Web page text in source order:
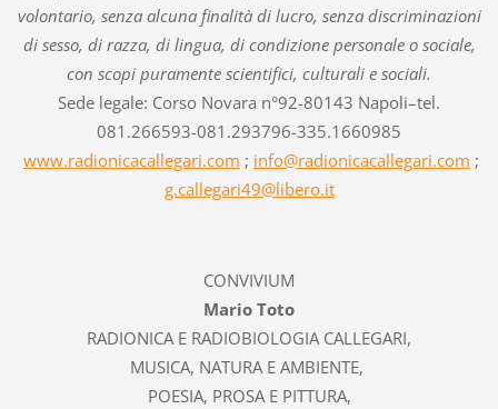
volontario, senza alcuna finalità di lucro, senza discriminazioni
di sesso, di razza, di lingua, di condizione personale o sociale,
con scopi puramente scientifici, culturali e sociali.
Sede legale: Corso Novara n°92-80143 Napoli–tel.
081.266593-081.293796-335.1660985
www.radionicacallegari.com ; info@radionicacallegari.com ;
g.callegari49@libero.it
CONVIVIUM
Mario Toto
RADIONICA E RADIOBIOLOGIA CALLEGARI,
MUSICA, NATURA E AMBIENTE,
POESIA, PROSA E PITTURA,